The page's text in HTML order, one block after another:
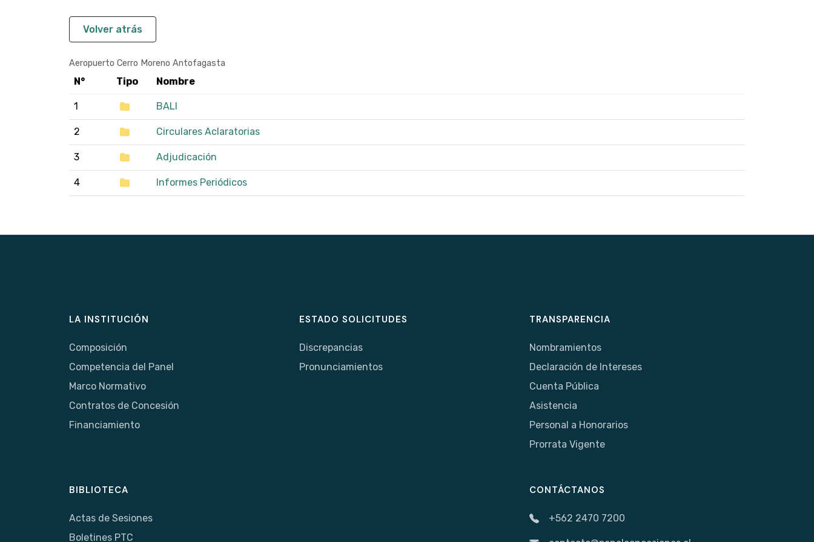
Volver atrás
Aeropuerto Cerro Moreno Antofagasta
N° Tipo Nombre
1 BALI
2 Circulares Aclaratorias
3 Adjudicación
4 Informes Periódicos
LA INSTITUCIÓN
Composición
Competencia del Panel
Marco Normativo
Contratos de Concesión
Financiamiento
ESTADO SOLICITUDES
Discrepancias
Pronunciamientos
TRANSPARENCIA
Nombramientos
Declaración de Intereses
Cuenta Pública
Asistencia
Personal a Honorarios
Prorrata Vigente
BIBLIOTECA
Actas de Sesiones
Boletines PTC
CONTÁCTANOS
+562 2470 7200